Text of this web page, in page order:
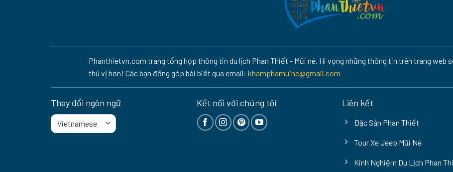
Phanthietvn.com trang tổng hợp thông tin du lịch Phan Thiết - Mũi né. Hi vọng những thông tin trên trang web
thú vị hơn! Các bạn đống góp bài biết qua email: khamphamuine@gmail.com
Thay đổi ngôn ngữ Kết nối với chúng tôi Liên kết
Đặc Sản Phan Thiết
Tour Xe Jeep Mũi Né
Kinh Nghiệm Du Lịch Phan